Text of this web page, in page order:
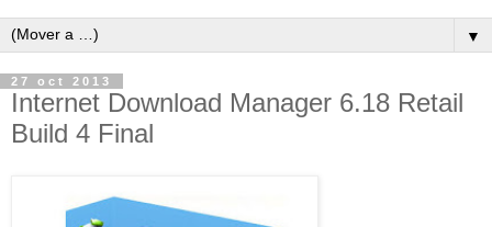
▼
27 oct 2013
Internet Download Manager 6.18 Retail
Build 4 Final